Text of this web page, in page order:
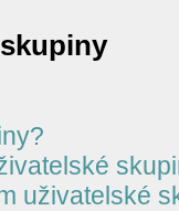
uživatelské